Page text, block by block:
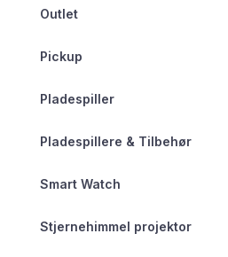
Outlet
Pickup
Pladespiller
Pladespillere & Tilbehør
Smart Watch
Stjernehimmel projektor